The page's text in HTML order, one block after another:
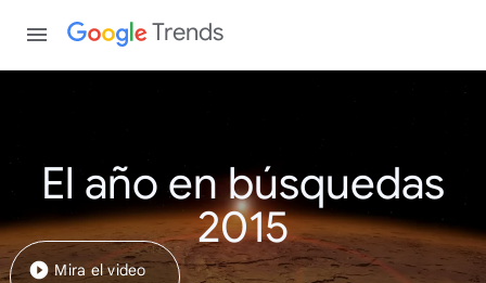
Trends
El año en búsquedas
2015
Mira el video